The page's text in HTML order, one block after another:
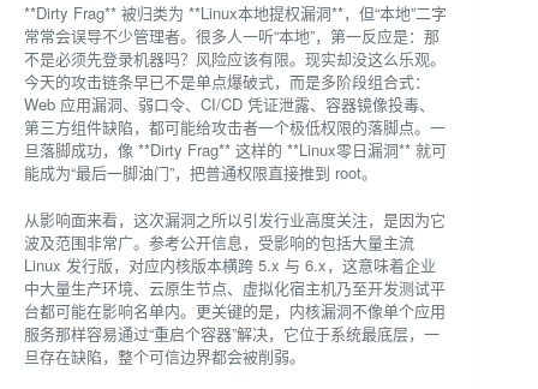
**Dirty Frag** 被归类为 **Linux本地提权漏洞**，但“本地”二字
常常会误导不少管理者。很多人一听“本地”，第一反应是：那
不是必须先登录机器吗？风险应该有限。现实却没这么乐观。
今天的攻击链条早已不是单点爆破式，而是多阶段组合式：
Web 应用漏洞、弱口令、CI/CD 凭证泄露、容器镜像投毒、
第三方组件缺陷，都可能给攻击者一个极低权限的落脚点。一
旦落脚成功，像 **Dirty Frag** 这样的 **Linux零日漏洞** 就可
能成为“最后一脚油门”，把普通权限直接推到 root。
从影响面来看，这次漏洞之所以引发行业高度关注，是因为它
波及范围非常广。参考公开信息，受影响的包括大量主流
Linux 发行版，对应内核版本横跨 5.x 与 6.x，这意味着企业
中大量生产环境、云原生节点、虚拟化宿主机乃至开发测试平
台都可能在影响名单内。更关键的是，内核漏洞不像单个应用
服务那样容易通过“重启个容器”解决，它位于系统最底层，一
旦存在缺陷，整个可信边界都会被削弱。